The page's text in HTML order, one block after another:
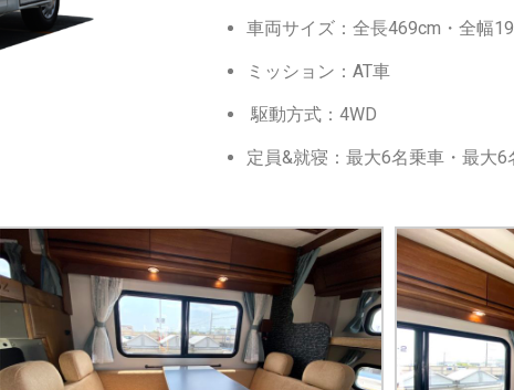
車両サイズ：全長469cm・全幅
ミッション：AT車
駆動方式：4WD
定員&就寝：最大6名乗車・最大6